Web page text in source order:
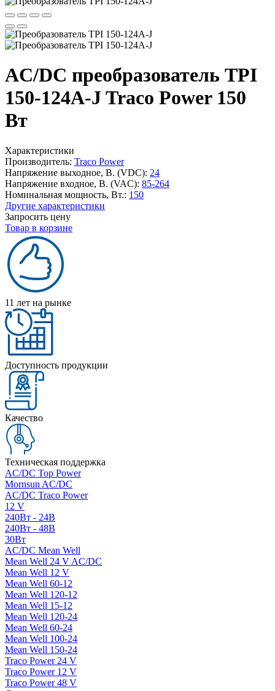
AC/DC преобразователь TPI
150-124A-J Traco Power 150
Вт
Характеристики
Производитель: Traco Power
Напряжение выходное, В. (VDC): 24
Напряжение входное, В. (VAC): 85-264
Номинальная мощность, Вт.: 150
Другие характеристики
Запросить цену
Товар в корзине
11 лет на рынке
Доступность продукции
Качество
Техническая поддержка
AC/DC Top Power
Mornsun AC/DC
AC/DC Traco Power
12 V
240Вт - 24В
240Вт - 48В
30Вт
AC/DC Mean Well
Mean Well 24 V AC/DC
Mean Well 12 V
Mean Well 60-12
Mean Well 120-12
Mean Well 15-12
Mean Well 120-24
Mean Well 60-24
Mean Well 100-24
Mean Well 150-24
Traco Power 24 V
Traco Power 12 V
Traco Power 48 V